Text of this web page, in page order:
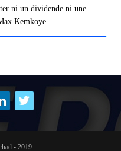
ni un dividende ni une
Kemkoye
- 2019